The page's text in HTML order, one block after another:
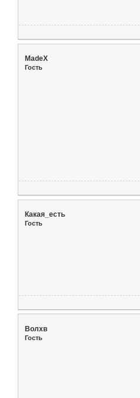
MadeX
Гость
Какая_есть
Гость
Волхв
Гость